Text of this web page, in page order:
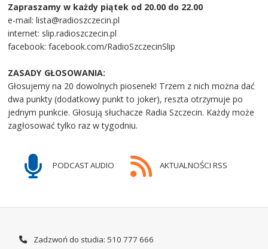
Zapraszamy w każdy piątek od 20.00 do 22.00
e-mail: lista@radioszczecin.pl
internet: slip.radioszczecin.pl
facebook: facebook.com/RadioSzczecinSlip
ZASADY GŁOSOWANIA:
Głosujemy na 20 dowolnych piosenek! Trzem z nich można dać
dwa punkty (dodatkowy punkt to joker), reszta otrzymuje po
jednym punkcie. Głosują słuchacze Radia Szczecin. Każdy może
zagłosować tylko raz w tygodniu.
PODCAST AUDIO AKTUALNOŚCI RSS
Zadzwoń do studia: 510 777 666